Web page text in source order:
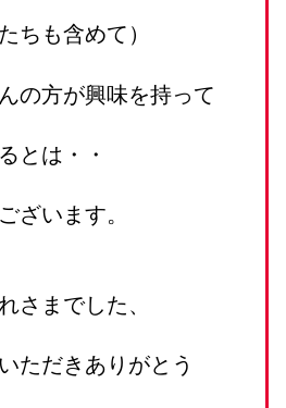
ちも含めて）
の方が興味を持って
とは・・
ざいます。
さまでした、
ただきありがとう